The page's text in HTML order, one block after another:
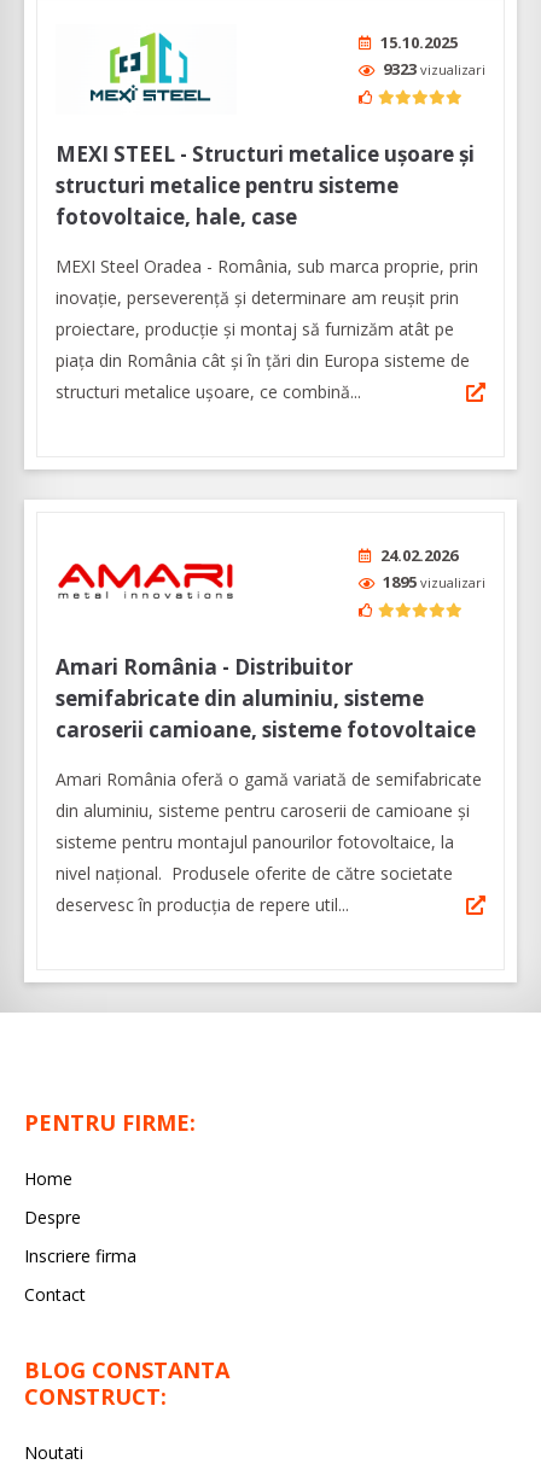
15.10.2025
9323 vizualizari
MEXI STEEL - Structuri metalice ușoare și
structuri metalice pentru sisteme
fotovoltaice, hale, case
MEXI Steel Oradea - România, sub marca proprie, prin
inovație, perseverență și determinare am reușit prin
proiectare, producție și montaj să furnizăm atât pe
piața din România cât și în țări din Europa sisteme de
structuri metalice ușoare, ce combină...
24.02.2026
1895 vizualizari
Amari România - Distribuitor
semifabricate din aluminiu, sisteme
caroserii camioane, sisteme fotovoltaice
Amari România oferă o gamă variată de semifabricate
din aluminiu, sisteme pentru caroserii de camioane şi
sisteme pentru montajul panourilor fotovoltaice, la
nivel naţional. Produsele oferite de către societate
deservesc în producţia de repere util...
PENTRU FIRME:
Home
Despre
Inscriere firma
Contact
BLOG CONSTANTA
CONSTRUCT:
Noutati